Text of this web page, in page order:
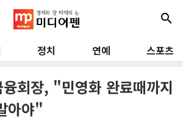
search
정치 연예 스포츠
회장, "민영화 완료때까지
아야"